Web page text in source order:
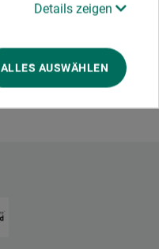
Details zeigen
ALLES AUSWÄHLEN